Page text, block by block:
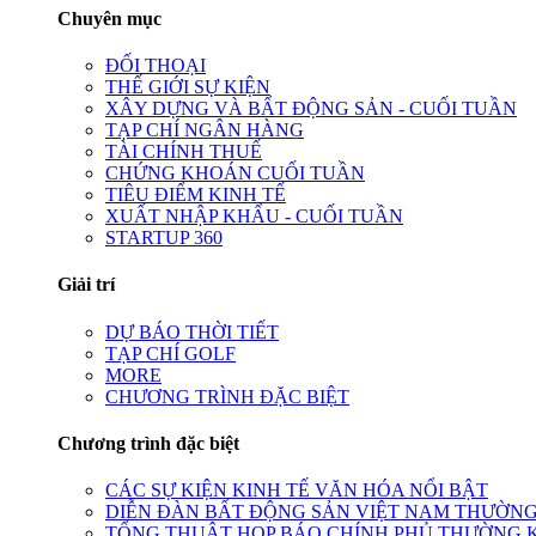
Chuyên mục
ĐỐI THOẠI
THẾ GIỚI SỰ KIỆN
XÂY DỰNG VÀ BẤT ĐỘNG SẢN - CUỐI TUẦN
TẠP CHÍ NGÂN HÀNG
TÀI CHÍNH THUẾ
CHỨNG KHOÁN CUỐI TUẦN
TIÊU ĐIỂM KINH TẾ
XUẤT NHẬP KHẨU - CUỐI TUẦN
STARTUP 360
Giải trí
DỰ BÁO THỜI TIẾT
TẠP CHÍ GOLF
MORE
CHƯƠNG TRÌNH ĐẶC BIỆT
Chương trình đặc biệt
CÁC SỰ KIỆN KINH TẾ VĂN HÓA NỔI BẬT
DIỄN ĐÀN BẤT ĐỘNG SẢN VIỆT NAM